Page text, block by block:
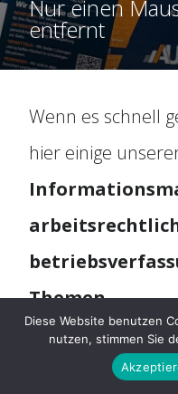
Historie
Mitbestimmung
Für Arbeitnehmer
ARAG Rechtsschutz
Rechtsberatung
Nur einen
entfernt
Wenn es schnell
hier einige
Themen.
Diverse
Diese Website benutzen
nutzen, stimmen Sie